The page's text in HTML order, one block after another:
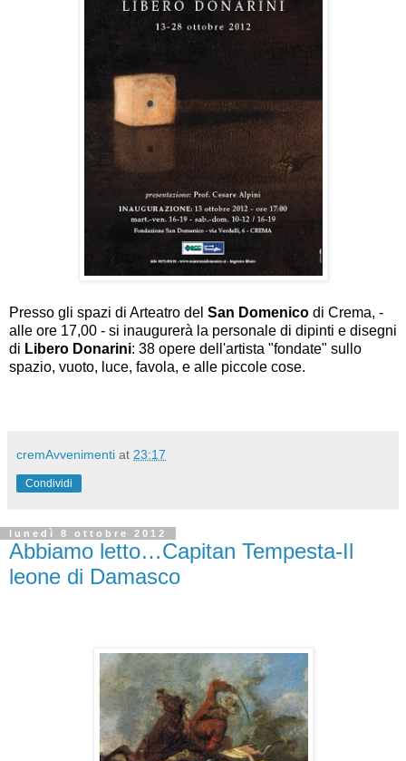
Presso gli spazi di Arteatro del San Domenico di Crema, -
alle ore 17,00 - si inaugurerà la personale di dipinti e disegni
di Libero Donarini: 38 opere dell'artista "fondate" sullo
spazio, vuoto, luce, favola, e alle piccole cose.
cremAvvenimenti at 23:17
Condividi
lunedì 8 ottobre 2012
Abbiamo letto…Capitan Tempesta-Il
leone di Damasco